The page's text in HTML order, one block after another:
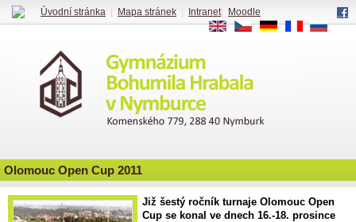
Olomouc Open Cup 2011
Již šestý ročník turnaje Olomouc Open
Cup se konal ve dnech 16.-18. prosince
Úvodní stránka Mapa stránek Intranet|
Moodle
EN
CS DE FR RU